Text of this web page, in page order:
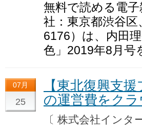
無料で読める電
社：東京都渋谷
6176）は、内田
色」2019年8月号
07月
25
【東北復興支
の運営費をク
〔 株式会社インタ